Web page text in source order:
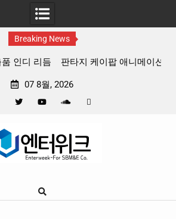
Breaking News
메이션 ‘고스트밴드’ 8월 26일(수) 개봉
07 8월, 2026
Google